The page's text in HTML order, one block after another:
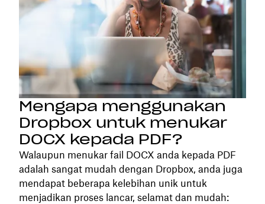
Mengapa menggunakan
Dropbox untuk menukar
DOCX kepada PDF?
Walaupun menukar fail DOCX anda kepada PDF
adalah sangat mudah dengan Dropbox, anda juga
mendapat beberapa kelebihan unik untuk
menjadikan proses lancar, selamat dan mudah: